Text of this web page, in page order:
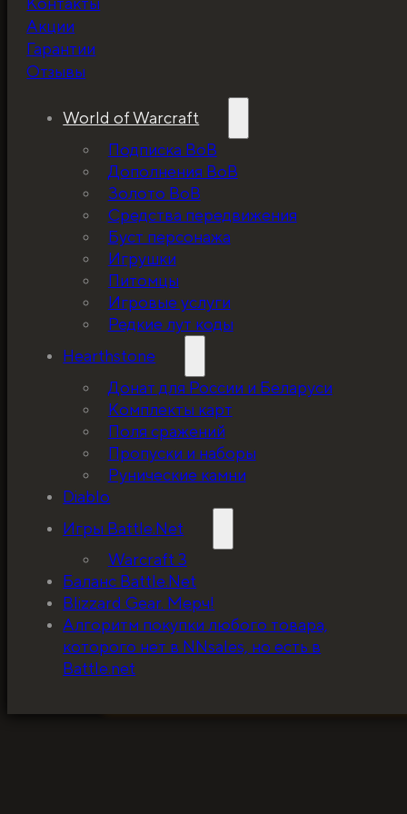
Акции
Гарантии
Отзывы
World of Warcraft
Подписка ВоВ
Дополнения ВоВ
Золото ВоВ
Средства передвижения
Буст персонажа
Игрушки
Питомцы
Игровые услуги
Редкие лут коды
Hearthstone
Донат для России и Беларуси
Комплекты карт
Поля сражений
Пропуски и наборы
Рунические камни
Diablo
Игры Battle.Net
Warcraft 3
Баланс Battle.Net
Blizzard Gear. Мерч!
Алгоритм покупки любого товара,
которого нет в NNsales, но есть в
Battle.net
5%, на весь ассортимент. Я хочу, чтобы
покупатель мог оценивать меня по
за ценники!